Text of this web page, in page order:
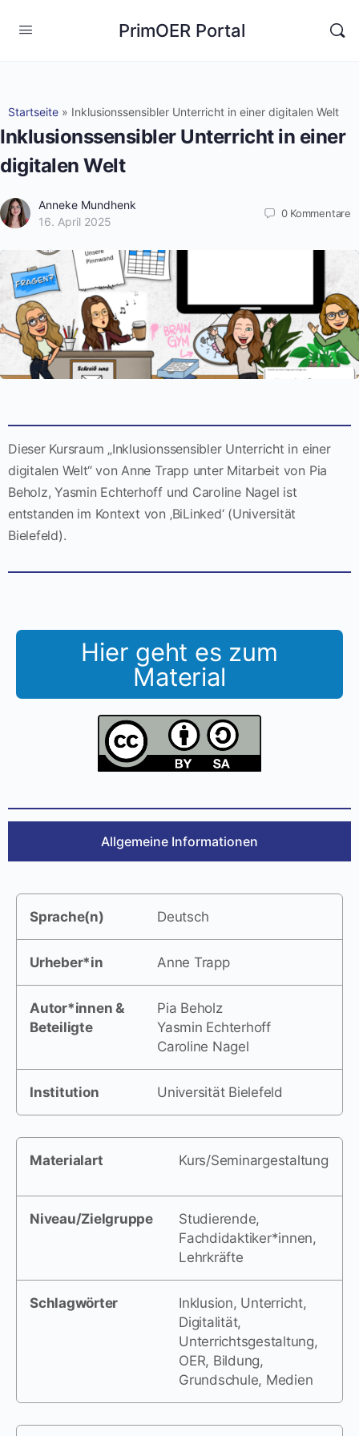
PrimOER Portal
Startseite » Inklusionssensibler Unterricht in einer digitalen Welt
Inklusionssensibler Unterricht in einer
digitalen Welt
Anneke Mundhenk
16. April 2025
0 Kommentare
Dieser Kursraum „Inklusionssensibler Unterricht in einer
digitalen Welt“ von Anne Trapp unter Mitarbeit von Pia
Beholz, Yasmin Echterhoff und Caroline Nagel ist
entstanden im Kontext von ‚BiLinked‘ (Universität
Bielefeld).
Hier geht es zum
Material
Allgemeine Informationen
Sprache(n) Deutsch
Urheber*in Anne Trapp
Autor*innen &
Beteiligte
Pia Beholz
Yasmin Echterhoff
Caroline Nagel
Institution Universität Bielefeld
Materialart Kurs/Seminargestaltung
Niveau/Zielgruppe
Studierende,
Fachdidaktiker*innen,
Lehrkräfte
Schlagwörter
Inklusion, Unterricht,
Digitalität,
Unterrichtsgestaltung,
OER, Bildung,
Grundschule, Medien